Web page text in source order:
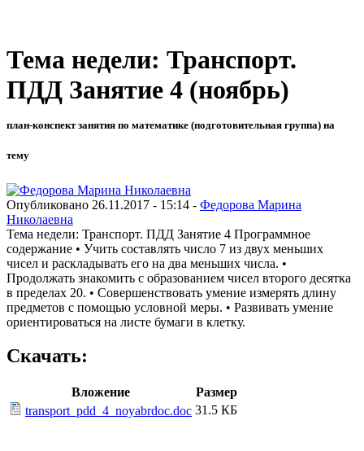
Тема недели: Транспорт.
ПДД Занятие 4 (ноябрь)
план-конспект занятия по математике (подготовительная группа) на
тему
Опубликовано 26.11.2017 - 15:14 - Федорова Марина
Николаевна
Тема недели: Транспорт. ПДД Занятие 4 Программное
содержание • Учить составлять число 7 из двух меньших
чисел и раскладывать его на два меньших числа. •
Продолжать знакомить с образованием чисел второго десятка
в пределах 20. • Совершенствовать умение измерять длину
предметов с помощью условной меры. • Развивать умение
ориентироваться на листе бумаги в клетку.
Скачать:
Вложение
Размер
transport_pdd_4_noyabrdoc.doc 31.5 КБ